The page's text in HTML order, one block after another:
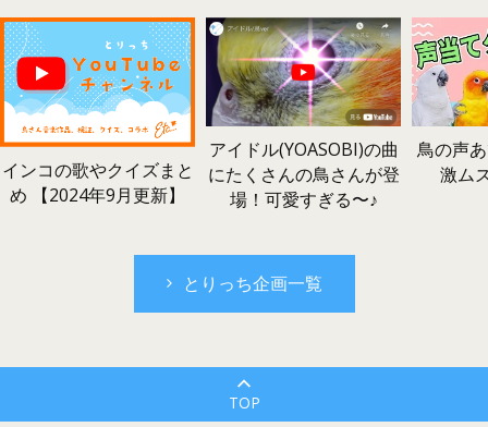
インコの歌やクイズまと
め 【2024年9月更新】
アイドル(YOASOBI)の曲
にたくさんの鳥さんが登
場！可愛すぎる〜♪
鳥の声
激ム
とりっち企画一覧
TOP